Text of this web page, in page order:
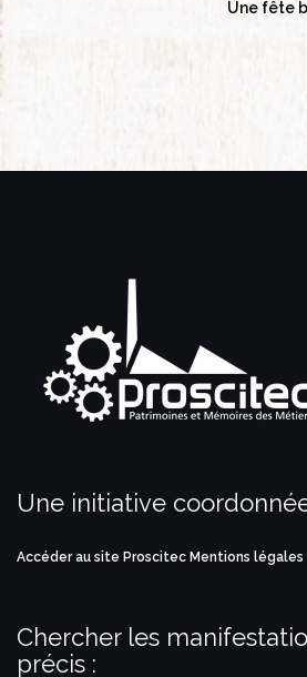
Une fête
Une initiative
Accéder au site Proscitec Mentions légales
Chercher les
précis :